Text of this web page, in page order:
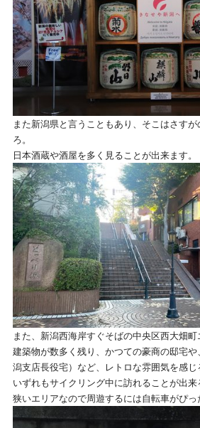
また新潟県と言うこともあり、そこはさす
ろ。
日本酒蔵や酒屋を多く見ることが出来ます。
また、新潟西海岸すぐそばの中央区西大畑
建築物が数多く残り、かつての豪商の邸宅
潟支店長役宅）など、レトロな雰囲気を感じ
いずれもサイクリング中に訪れることが出来
狭いエリアなので周遊するには自転車がぴっ